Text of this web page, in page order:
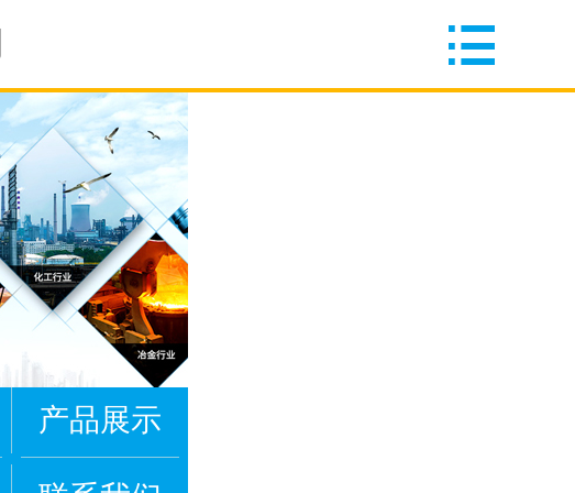

产品展示